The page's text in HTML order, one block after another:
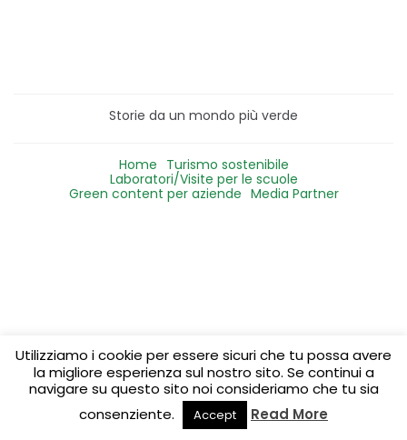
Storie da un mondo più verde
Home Turismo sostenibile
Laboratori/Visite per le scuole
Green content per aziende Media Partner
Utilizziamo i cookie per essere sicuri che tu possa avere
la migliore esperienza sul nostro sito. Se continui a
navigare su questo sito noi consideriamo che tu sia
consenziente.
Accept Read More